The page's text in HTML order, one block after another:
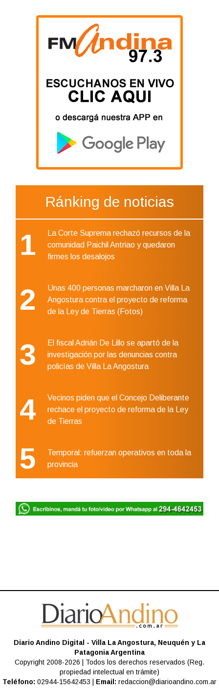
Ránking de noticias
1
La Corte Suprema rechazó recursos de la
comunidad Paichil Antriao y quedaron
firmes los desalojos
2
Unas 400 personas marcharon en Villa La
Angostura contra el proyecto de reforma
de la Ley de Tierras (Fotos)
3
El fiscal Adrián De Lillo se apartó de la
investigación por las denuncias contra
policías de Villa La Angostura
4
Vecinos piden que el Concejo Deliberante
rechace el proyecto de reforma de la Ley
de Tierras
5
Temporal: refuerzan operativos en toda la
provincia
Diario Andino Digital - Villa La Angostura, Neuquén y La
Patagonia Argentina
Copyright 2008-2026 | Todos los derechos reservados (Reg.
propiedad intelectual en trámite)
Teléfono: 02944-15642453 | Email: redaccion@diarioandino.com.ar